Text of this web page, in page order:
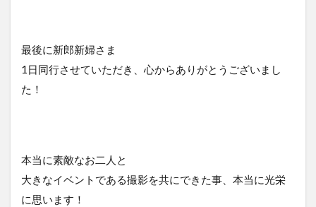
最後に新郎新婦さま
1日同行させていただき、心からありがとうございまし
た！
本当に素敵なお二人と
大きなイベントである撮影を共にできた事、本当に光栄
に思います！